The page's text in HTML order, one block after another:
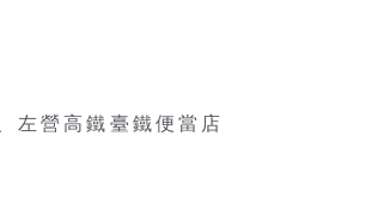
左營高鐵臺鐵便當店